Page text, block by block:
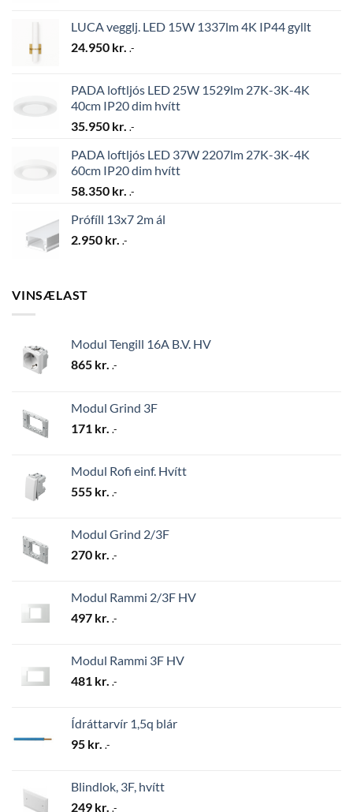
LUCA vegglj. LED 15W 1337lm 4K IP44 gyllt
24.950 kr. .-
PADA loftljós LED 25W 1529lm 27K-3K-4K
40cm IP20 dim hvítt
35.950 kr. .-
PADA loftljós LED 37W 2207lm 27K-3K-4K
60cm IP20 dim hvítt
58.350 kr. .-
Prófíll 13x7 2m ál
2.950 kr. .-
VINSÆLAST
Modul Tengill 16A B.V. HV
865 kr. .-
Modul Grind 3F
171 kr. .-
Modul Rofi einf. Hvítt
555 kr. .-
Modul Grind 2/3F
270 kr. .-
Modul Rammi 2/3F HV
497 kr. .-
Modul Rammi 3F HV
481 kr. .-
Ídráttarvír 1,5q blár
95 kr. .-
Blindlok, 3F, hvítt
249 kr. .-